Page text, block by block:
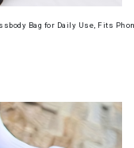
Bag for Daily Use, Fits